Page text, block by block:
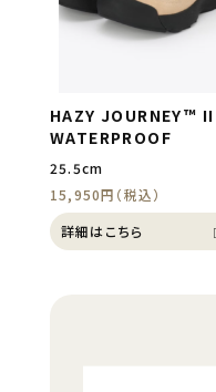
HAZY JOURNEY™ II
WATERPROOF
25.5cm
15,950円（税込）
詳細はこちら